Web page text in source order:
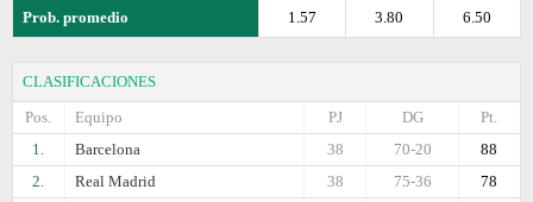
Prob. promedio 6.50
3.80
1.57
CLASIFICACIONES
Pos.
Equipo Pt.
DG
PJ
1.
Barcelona 88
70-20
38
2.
Real Madrid 78
75-36
38